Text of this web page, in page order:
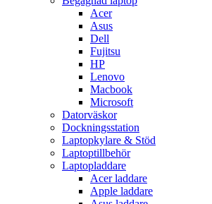
Acer
Asus
Dell
Fujitsu
HP
Lenovo
Macbook
Microsoft
Datorväskor
Dockningsstation
Laptopkylare & Stöd
Laptoptillbehör
Laptopladdare
Acer laddare
Apple laddare